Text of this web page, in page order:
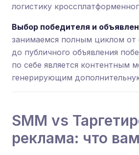
логистику
Выбор победителя и
занимаемся полным циклом от
до публичного объявления
по себе является контентным
генерирующим
SMM vs
реклама: что